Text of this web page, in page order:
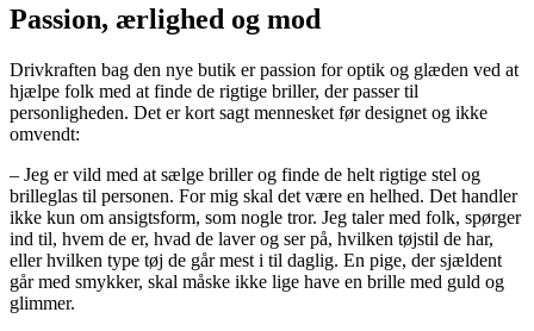
Passion, ærlighed og mod
Drivkraften bag den nye butik er passion for optik og glæden ved at
hjælpe folk med at finde de rigtige briller, der passer til
personligheden. Det er kort sagt mennesket før designet og ikke
omvendt:
– Jeg er vild med at sælge briller og finde de helt rigtige stel og
brilleglas til personen. For mig skal det være en helhed. Det handler
ikke kun om ansigtsform, som nogle tror. Jeg taler med folk, spørger
ind til, hvem de er, hvad de laver og ser på, hvilken tøjstil de har,
eller hvilken type tøj de går mest i til daglig. En pige, der sjældent
går med smykker, skal måske ikke lige have en brille med guld og
glimmer.